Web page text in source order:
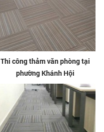
Thi công thảm văn phòng tại
phường Khánh Hội